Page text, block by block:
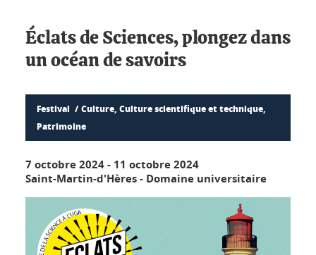
Éclats de Sciences, plongez dans
un océan de savoirs
Festival
Culture, Culture scientifique et technique,
Patrimoine
7 octobre 2024- 11 octobre 2024
Saint-Martin-d'Hères - Domaine universitaire